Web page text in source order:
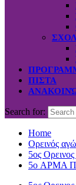
ΠΙΣΤΑ
Search for:
Home
Ορεινός
5ος
5o ΑΡΜΑ